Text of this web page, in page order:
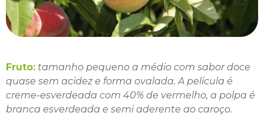
Fruto: tamanho pequeno a médio com sabor doce
quase sem acidez e forma ovalada. A película é
creme-esverdeada com 40% de vermelho, a polpa é
branca esverdeada e semi aderente ao caroço.